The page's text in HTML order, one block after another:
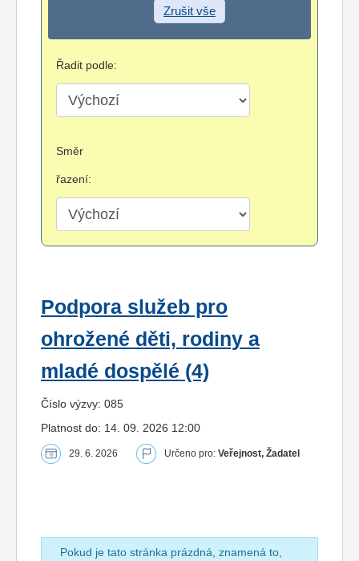
Zrušit vše
Řadit podle:
Směr
řazení:
Podpora služeb pro
ohrožené děti, rodiny a
mladé dospělé (4)
Číslo výzvy: 085
Platnost do: 14. 09. 2026 12:00
29. 6. 2026 Určeno pro: Veřejnost, Žadatel
Pokud je tato stránka prázdná, znamená to,